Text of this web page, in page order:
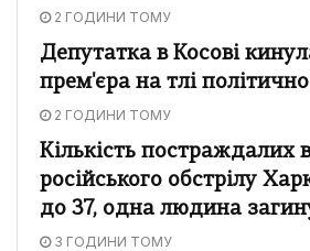
2 ГОДИНИ ТОМУ
Депутатка в Косові
прем'єра на тлі
2 ГОДИНИ ТОМУ
Кількість постраждалих
російського обстрілу
до 37, одна людина
3 ГОДИНИ ТОМУ